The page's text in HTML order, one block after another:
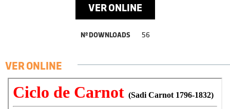
VER ONLINE
Nº DOWNLOADS 56
VER ONLINE